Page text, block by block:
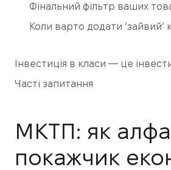
Фінальний фільтр ваших
Коли варто додати ‘зайвий’
Інвестиція в класи — це
Часті запитання
МКТП: як
покажчик